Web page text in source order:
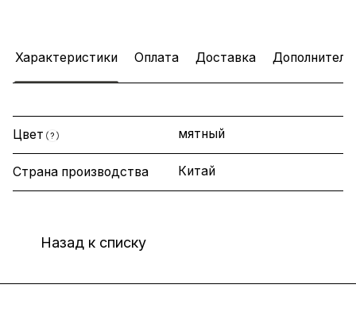
Характеристики Оплата Доставка
Цвет ? мятный
Страна производства Китай
Назад к списку